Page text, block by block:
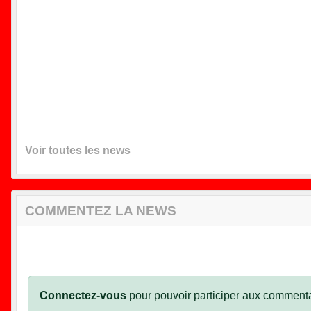
Voir toutes les news
COMMENTEZ LA NEWS
Connectez-vous pour pouvoir participer aux